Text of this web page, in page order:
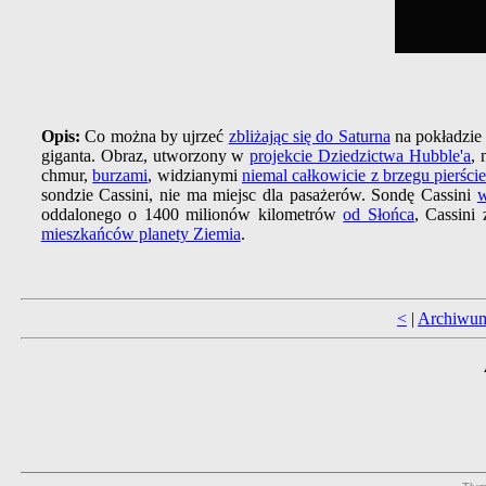
Opis: Co można by ujrzeć zbliżając się do Saturna na pokładzie
giganta. Obraz, utworzony wprojekcie Dziedzictwa Hubble'a,
chmur,burzami, widzianymi niemal całkowicie z brzegu
sondzie Cassini, nie ma miejsc dla pasażerów. Sondę Cassini
oddalonego o 1400 milionów kilometrówod Słońca, Cassini
mieszkańców planety Ziemia.
< |